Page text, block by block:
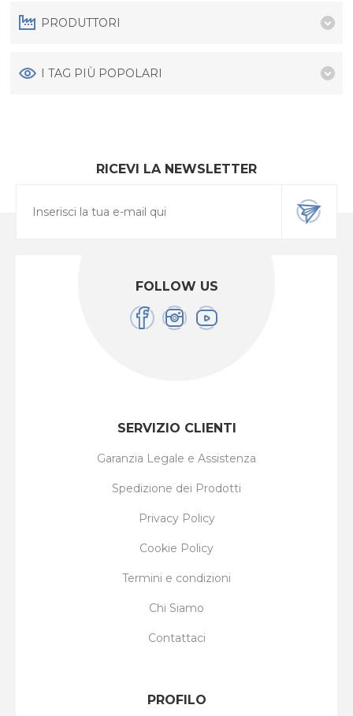
PRODUTTORI
I TAG PIÙ POPOLARI
RICEVI LA NEWSLETTER
FOLLOW US
SERVIZIO CLIENTI
Garanzia Legale e Assistenza
Spedizione dei Prodotti
Privacy Policy
Cookie Policy
Termini e condizioni
Chi Siamo
Contattaci
PROFILO